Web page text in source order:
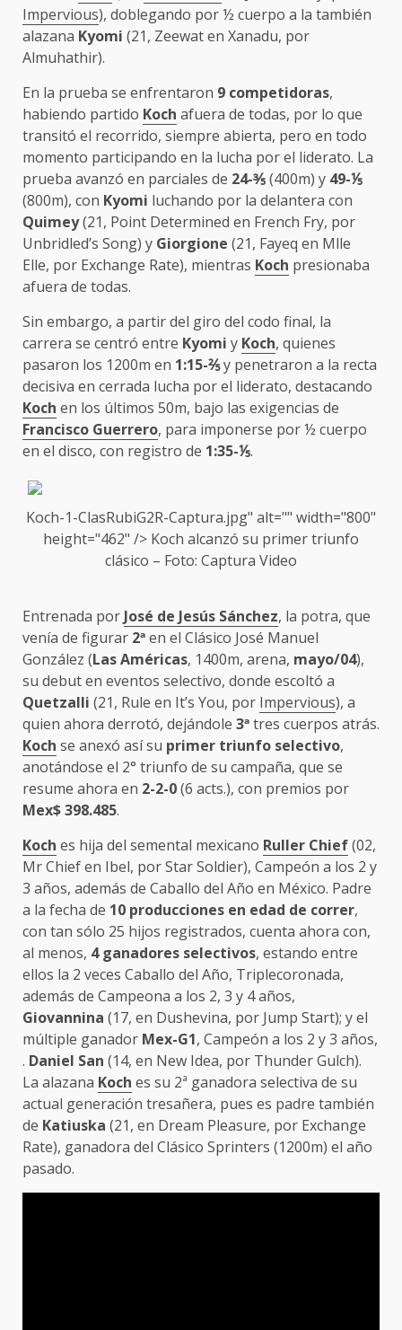
Impervious), doblegando por ½ cuerpo a la también
alazana Kyomi (21, Zeewat en Xanadu, por
Almuhathir).
En la prueba se enfrentaron 9 competidoras,
habiendo partido Koch afuera de todas, por lo que
transitó el recorrido, siempre abierta, pero en todo
momento participando en la lucha por el liderato. La
prueba avanzó en parciales de 24-⅗(400m) y 49-⅕
(800m), con Kyomi luchando por la delantera con
Quimey(21, Point Determined en French Fry, por
Unbridled’s Song) y Giorgione (21, Fayeq en Mlle
Elle, por Exchange Rate), mientras Koch presionaba
afuera de todas.
Sin embargo, a partir del giro del codo final, la
carrera se centró entre Kyomi y Koch, quienes
pasaron los 1200m en 1:15-⅖y penetraron a la recta
decisiva en cerrada lucha por el liderato, destacando
Koch en los últimos 50m, bajo las exigencias de
Francisco Guerrero, para imponerse por ½ cuerpo
en el disco, con registro de 1:35-⅕.
Koch-1-ClasRubiG2R-Captura.jpg" alt="" width="800"
height="462" /> Koch alcanzó su primer triunfo
clásico – Foto: Captura Video
Entrenada porJosé de Jesús Sánchez, la potra, que
venía de figurar 2ªen el Clásico José Manuel
González (Las Américas, 1400m, arena, mayo/04),
su debut en eventos selectivo, donde escoltó a
Quetzalli (21, Rule en It’s You, por Impervious), a
quien ahora derrotó, dejándole 3ªtres cuerpos atrás.
Koch se anexó así su primer triunfo selectivo,
anotándose el 2° triunfo de su campaña, que se
resume ahora en 2-2-0(6 acts.), con premios por
Mex$ 398.485.
Koch es hija del semental mexicano Ruller Chief(02,
Mr Chief en Ibel, por Star Soldier), Campeón a los 2 y
3 años, además de Caballo del Año en México. Padre
a la fecha de 10 producciones en edad de correr,
con tan sólo 25 hijos registrados, cuenta ahora con,
al menos, 4 ganadores selectivos, estando entre
ellos la 2 veces Caballo del Año, Triplecoronada,
además de Campeona a los 2, 3 y 4 años,
Giovannina (17, en Dushevina, por Jump Start); y el
múltiple ganador Mex-G1, Campeón a los 2 y 3 años,
. Daniel San (14, en New Idea, por Thunder Gulch).
La alazana Koch es su 2ª ganadora selectiva de su
actual generación tresañera, pues es padre también
de Katiuska (21, en Dream Pleasure, por Exchange
Rate), ganadora del Clásico Sprinters (1200m) el año
pasado.